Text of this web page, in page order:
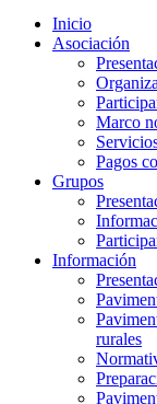
Inicio
Asociación
Marco
Pagos
Grupos
Información
rurales